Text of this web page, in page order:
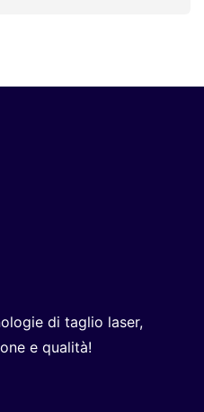
di taglio laser,
e qualità!